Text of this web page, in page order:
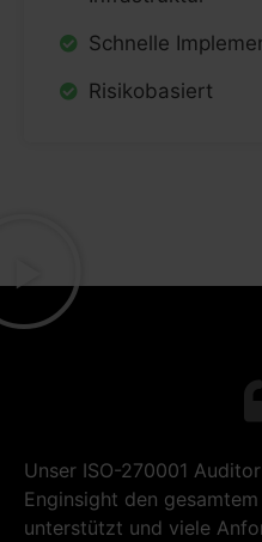
Schnelle
Risikobasiert
Unser ISO-270001
Enginsight den
unterstützt und viele